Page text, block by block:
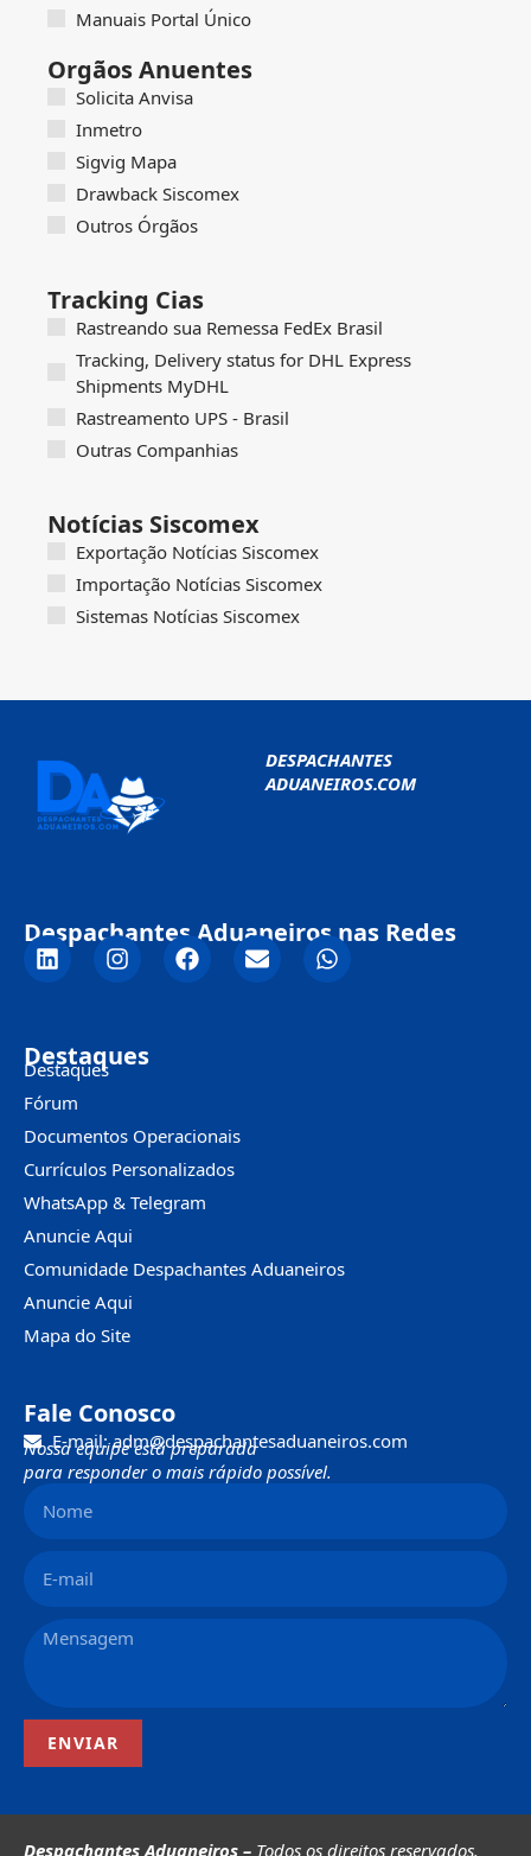
Manuais Portal Único
Orgãos Anuentes
Solicita Anvisa
Inmetro
Sigvig Mapa
Drawback Siscomex
Outros Órgãos
Tracking Cias
Rastreando sua Remessa FedEx Brasil
Tracking, Delivery status for DHL Express
Shipments MyDHL
Rastreamento UPS - Brasil
Outras Companhias
Notícias Siscomex
Exportação Notícias Siscomex
Importação Notícias Siscomex
Sistemas Notícias Siscomex
DESPACHANTES
ADUANEIROS.COM
Despachantes Aduaneiros nas Redes
Destaques
Destaques
Fórum
Documentos Operacionais
Currículos Personalizados
WhatsApp & Telegram
Anuncie Aqui
Comunidade Despachantes Aduaneiros
Anuncie Aqui
Mapa do Site
Fale Conosco
E-mail: adm@despachantesaduaneiros.com
Nossa equipe está preparada
para responder o mais rápido possível.
ENVIAR
Despachantes Aduaneiros – Todos os direitos reservados.